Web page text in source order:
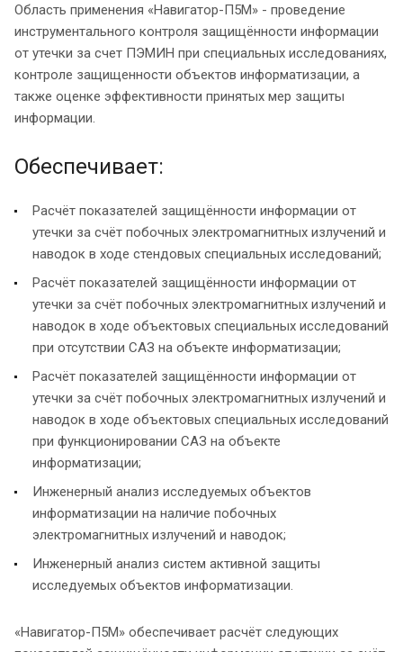
Область применения «Навигатор-П5М» - проведение
инструментального контроля защищённости информации
от утечки за счет ПЭМИН при специальных исследованиях,
контроле защищенности объектов информатизации, а
также оценке эффективности принятых мер защиты
информации.
Обеспечивает:
Расчёт показателей защищённости информации от
утечки за счёт побочных электромагнитных излучений и
наводок в ходе стендовых специальных исследований;
Расчёт показателей защищённости информации от
утечки за счёт побочных электромагнитных излучений и
наводок в ходе объектовых специальных исследований
при отсутствии САЗ на объекте информатизации;
Расчёт показателей защищённости информации от
утечки за счёт побочных электромагнитных излучений и
наводок в ходе объектовых специальных исследований
при функционировании САЗ на объекте
информатизации;
Инженерный анализ исследуемых объектов
информатизации на наличие побочных
электромагнитных излучений и наводок;
Инженерный анализ систем активной защиты
исследуемых объектов информатизации.
«Навигатор-П5М» обеспечивает расчёт следующих